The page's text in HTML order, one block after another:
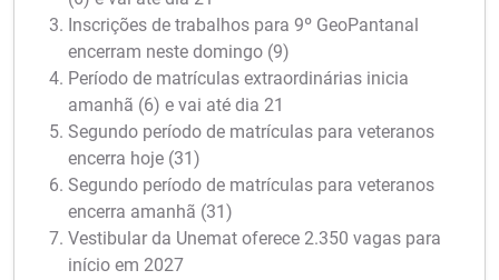
Inscrições de trabalhos para 9º GeoPantanal
encerram neste domingo (9)
Período de matrículas extraordinárias inicia
amanhã (6) e vai até dia 21
Segundo período de matrículas para veteranos
encerra hoje (31)
Segundo período de matrículas para veteranos
encerra amanhã (31)
Vestibular da Unemat oferece 2.350 vagas para
início em 2027